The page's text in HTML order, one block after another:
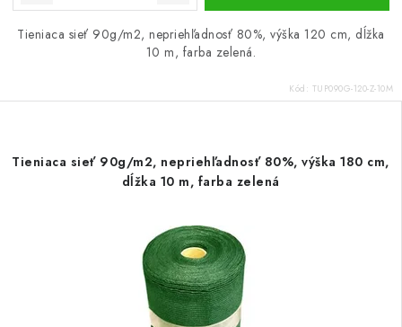
Tieniaca sieť 90g/m2, nepriehľadnosť 80%, výška 120 cm, dĺžka
10 m, farba zelená.
Kód: TUP090G-120-Z-10M
Tieniaca sieť 90g/m2, nepriehľadnosť 80%, výška 180 cm,
dĺžka 10 m, farba zelená